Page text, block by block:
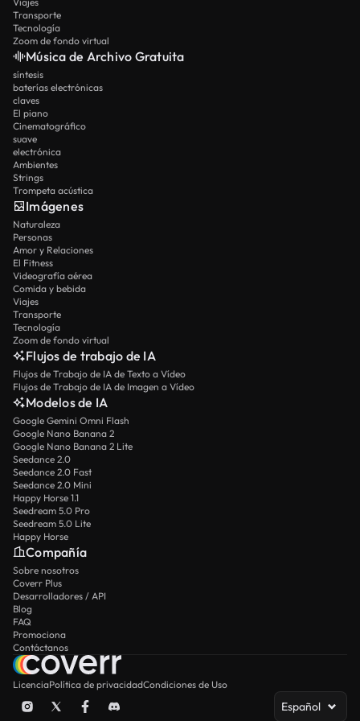
Transporte
Tecnología
Zoom de fondo virtual
Música de Archivo Gratuita
síntesis
baterías electrónicas
claves
El piano
Cinematográfico
suave
electrónica
Ambientes
Strings
Trompeta acústica
Imágenes
Naturaleza
Personas
Amor y Relaciones
El Fitness
Videografía aérea
Comida y bebida
Viajes
Transporte
Tecnología
Zoom de fondo virtual
Flujos de trabajo de IA
Flujos de Trabajo de IA de Texto a Vídeo
Flujos de Trabajo de IA de Imagen a Vídeo
Modelos de IA
Google Gemini Omni Flash
Google Nano Banana 2
Google Nano Banana 2 Lite
Seedance 2.0
Seedance 2.0 Fast
Seedance 2.0 Mini
Happy Horse 1.1
Seedream 5.0 Pro
Seedream 5.0 Lite
Happy Horse
Compañía
Sobre nosotros
Coverr Plus
Desarrolladores / API
Blog
FAQ
Promociona
Contáctanos
LicenciaPolítica de privacidadCondiciones de Uso
Español